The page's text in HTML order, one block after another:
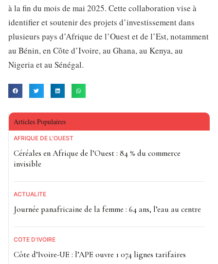
à la fin du mois de mai 2025. Cette collaboration vise à
identifier et soutenir des projets d’investissement dans
plusieurs pays d’Afrique de l’Ouest et de l’Est, notamment
au Bénin, en Côte d’Ivoire, au Ghana, au Kenya, au
Nigeria et au Sénégal.
Articles Populaires
AFRIQUE DE L'OUEST
Céréales en Afrique de l’Ouest : 84 % du commerce
invisible
ACTUALITE
Journée panafricaine de la femme : 64 ans, l’eau au centre
CÔTE D'IVOIRE
Côte d’Ivoire-UE : l’APE ouvre 1 074 lignes tarifaires